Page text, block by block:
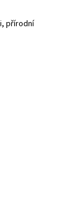
přírodní